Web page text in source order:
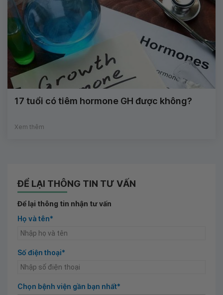
17 tuổi có tiêm hormone GH được không?
Xem thêm
ĐỂ LẠI THÔNG TIN TƯ VẤN
Để lại thông tin nhận tư vấn
Họ và tên*
Số điện thoại*
Chọn bệnh viện gần bạn nhất*